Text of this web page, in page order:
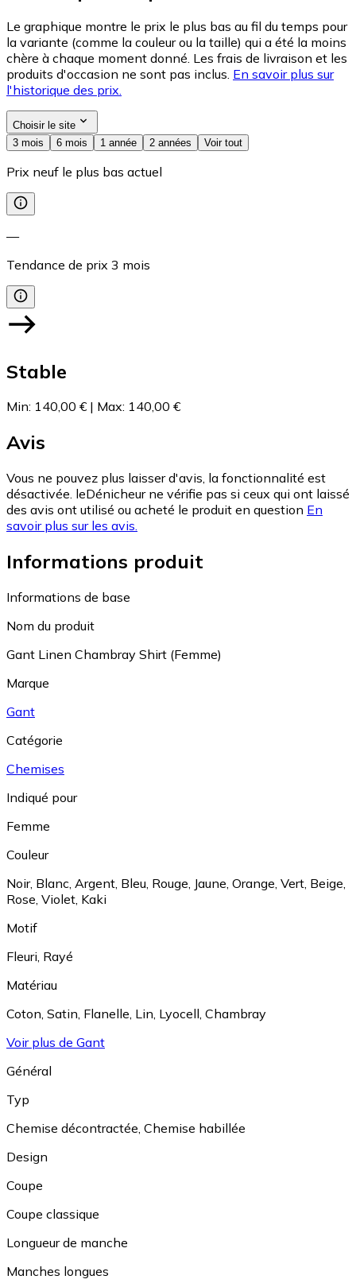
Le graphique montre le prix le plus bas au fil du temps pour
la variante (comme la couleur ou la taille) qui a été la moins
chère à chaque moment donné. Les frais de livraison et les
produits d'occasion ne sont pas inclus. En savoir plus sur
l'historique des prix.
Choisir le site
3 mois
6 mois 1 année 2 années Voir tout
Prix neuf le plus bas actuel
—
Tendance de prix 3 mois
Stable
Min: 140,00 € | Max: 140,00 €
Avis
Vous ne pouvez plus laisser d'avis, la fonctionnalité est
désactivée. leDénicheur ne vérifie pas si ceux qui ont laissé
des avis ont utilisé ou acheté le produit en question En
savoir plus sur les avis.
Informations produit
Informations de base
Nom du produit
Gant Linen Chambray Shirt (Femme)
Marque
Gant
Catégorie
Chemises
Indiqué pour
Femme
Couleur
Noir, Blanc, Argent, Bleu, Rouge, Jaune, Orange, Vert, Beige,
Rose, Violet, Kaki
Motif
Fleuri, Rayé
Matériau
Coton, Satin, Flanelle, Lin, Lyocell, Chambray
Voir plus de Gant
Général
Typ
Chemise décontractée, Chemise habillée
Design
Coupe
Coupe classique
Longueur de manche
Manches longues